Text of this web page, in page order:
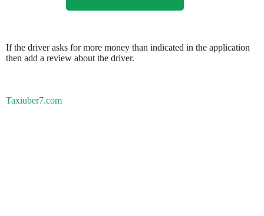
If the driver asks for more money than indicated in the application
then add a review about the driver.
Taxiuber7.com